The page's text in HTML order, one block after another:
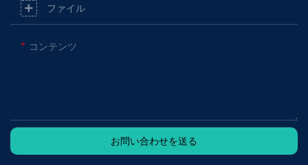
ファイル
コンテンツ
お問い合わせを送る